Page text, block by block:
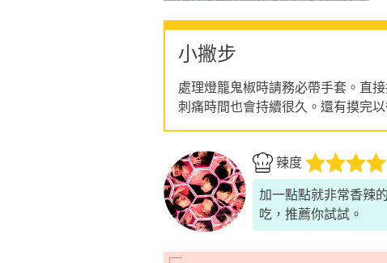
小撇步
處理燈籠鬼椒時請務必帶手套。直
刺痛時間也會持續很久。還有摸完
辣度
加一點點就非常香辣
吃，推薦你試試。